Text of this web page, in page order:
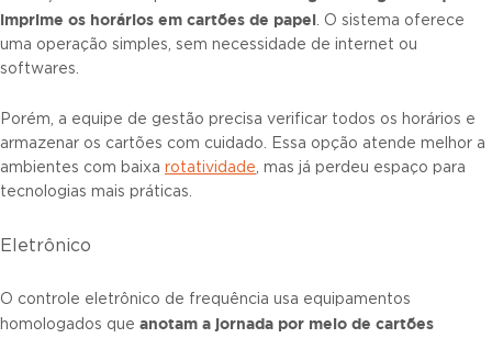
imprime os horários em cartões de papel. O sistema oferece
uma operação simples, sem necessidade de internet ou
softwares.
Porém, a equipe de gestão precisa verificar todos os horários e
armazenar os cartões com cuidado. Essa opção atende melhor a
ambientes com baixa rotatividade, mas já perdeu espaço para
tecnologias mais práticas.
Eletrônico
O controle eletrônico de frequência usa equipamentos
homologados que anotam a jornada por meio de cartões